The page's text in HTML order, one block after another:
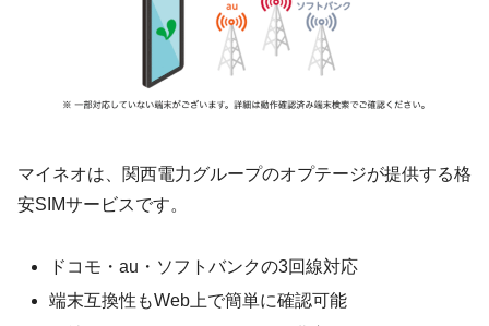
マイネオは、関西電力グループのオプテージが提供する格
安SIMサービスです。
ドコモ・au・ソフトバンクの3回線対応
端末互換性もWeb上で簡単に確認可能